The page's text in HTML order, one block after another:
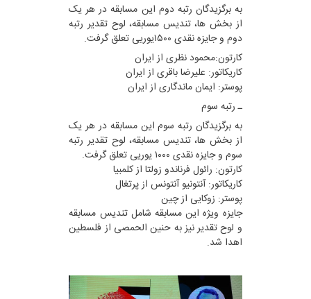
به برگزیدگان رتبه دوم این مسابقه در هر یک
از بخش ها، تندیس مسابقه، لوح تقدیر رتبه
دوم و جایزه نقدی ۱۵۰۰یوریی تعلق گرفت.
کارتون:محمود نظری از ایران
کاریکاتور: علیرضا باقری از ایران
پوستر: ایمان ماندگاری از ایران
ـ رتبه سوم
به برگزیدگان رتبه سوم این مسابقه در هر یک
از بخش ها، تندیس مسابقه، لوح تقدیر رتبه
سوم و جایزه نقدی ۱۰۰۰ یوریی تعلق گرفت.
کارتون: رائول فرناندو زولتا از کلمبیا
کاریکاتور: آنتونیو آنتونس از پرتغال
پوستر: زوکایی از چین
جایزه ویژه این مسابقه شامل تندیس مسابقه
و لوح تقدیر نیز به حنین الحمصی از فلسطین
اهدا شد.